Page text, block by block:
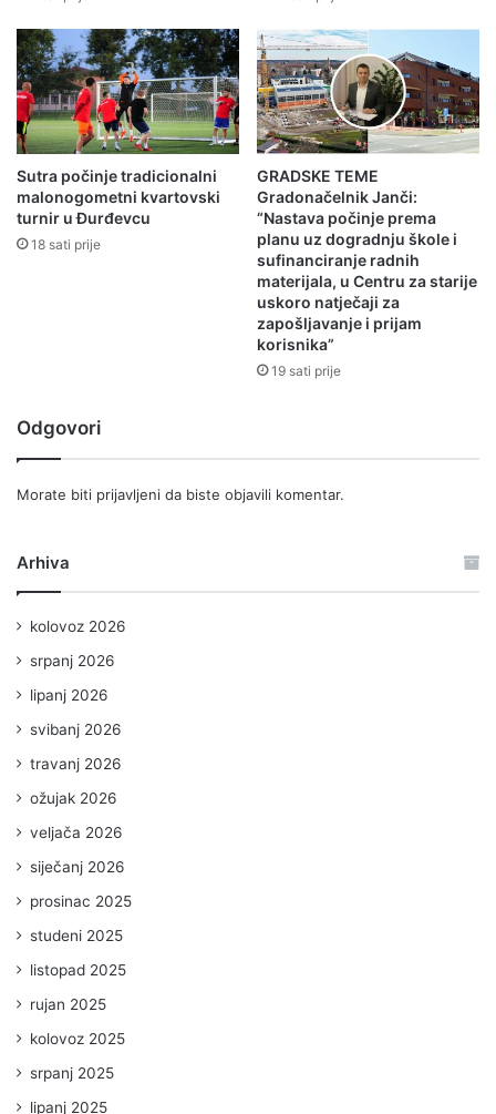
Sutra počinje tradicionalni
malonogometni kvartovski
turnir u Đurđevcu
18 sati prije
GRADSKE TEME
Gradonačelnik Janči:
“Nastava počinje prema
planu uz dogradnju škole i
sufinanciranje radnih
materijala, u Centru za starije
uskoro natječaji za
zapošljavanje i prijam
korisnika”
19 sati prije
Odgovori
Morate biti prijavljeni da biste objavili komentar.
Arhiva
kolovoz 2026
srpanj 2026
lipanj 2026
svibanj 2026
travanj 2026
ožujak 2026
veljača 2026
siječanj 2026
prosinac 2025
studeni 2025
listopad 2025
rujan 2025
kolovoz 2025
srpanj 2025
lipanj 2025